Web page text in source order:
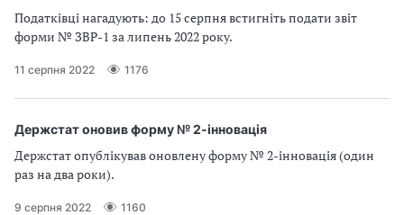
Податківці нагадують: до 15 серпня встигніть подати звіт
форми № ЗВР-1 за липень 2022 року.
11 серпня 2022 1176
Держстат оновив форму № 2-інновація
Держстат опублікував оновлену форму № 2-інновація (один
раз на два роки).
9 серпня 2022 1160